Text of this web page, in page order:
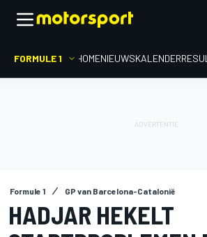
FORMULE 1 HOMENIEUWSKALENDER
Formule 1 GP van Barcelona-Catalonië
HADJAR HEKELT